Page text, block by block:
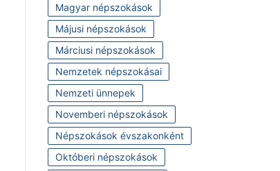
Magyar népszokások
Májusi népszokások
Márciusi népszokások
Nemzetek népszokásai
Nemzeti ünnepek
Novemberi népszokások
Népszokások évszakonként
Októberi népszokások